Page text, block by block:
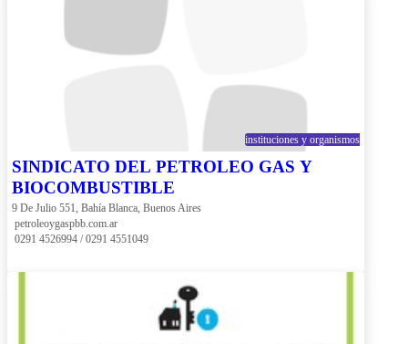
instituciones y organismos
SINDICATO DEL PETROLEO GAS Y
BIOCOMBUSTIBLE
9 De Julio 551, Bahía Blanca, Buenos Aires
petroleoygaspbb.com.ar
0291 4526994 / 0291 4551049